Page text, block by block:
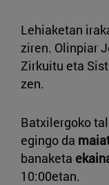
Lehiaketan
ziren. Olinpiar
Zirkuitu eta
zen.
Batxilergoko
egingo da
banaketa
10:00etan.